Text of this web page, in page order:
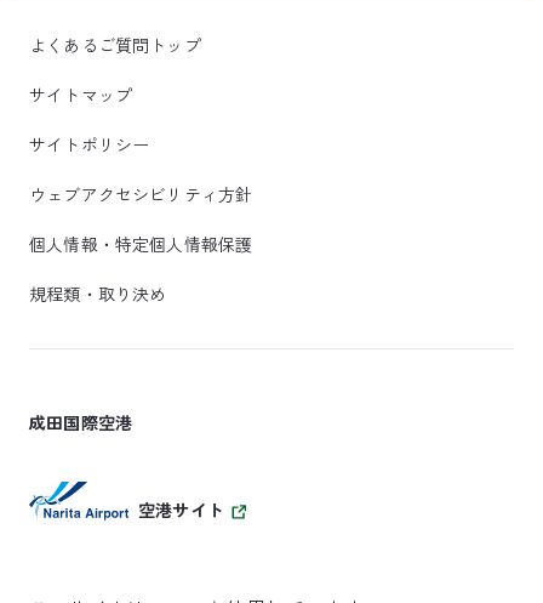
よくあるご質問トップ
サイトマップ
サイトポリシー
ウェブアクセシビリティ方針
個人情報・特定個人情報保護
規程類・取り決め
成田国際空港
空港サイト